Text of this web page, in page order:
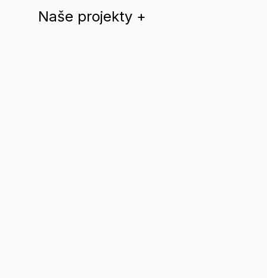
Naše projekty +